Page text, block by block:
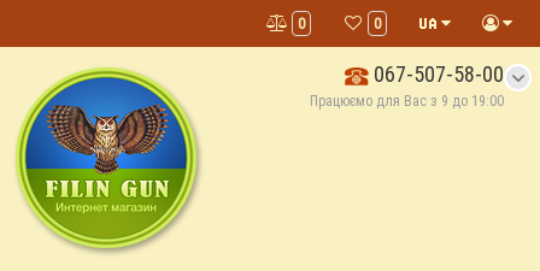
0
0
067-507-58-00
Працюємо для Вас з 9 до 19:00